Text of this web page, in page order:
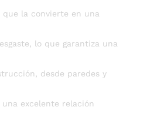
la convierte en una
lo que garantiza una
desde paredes y
excelente relación